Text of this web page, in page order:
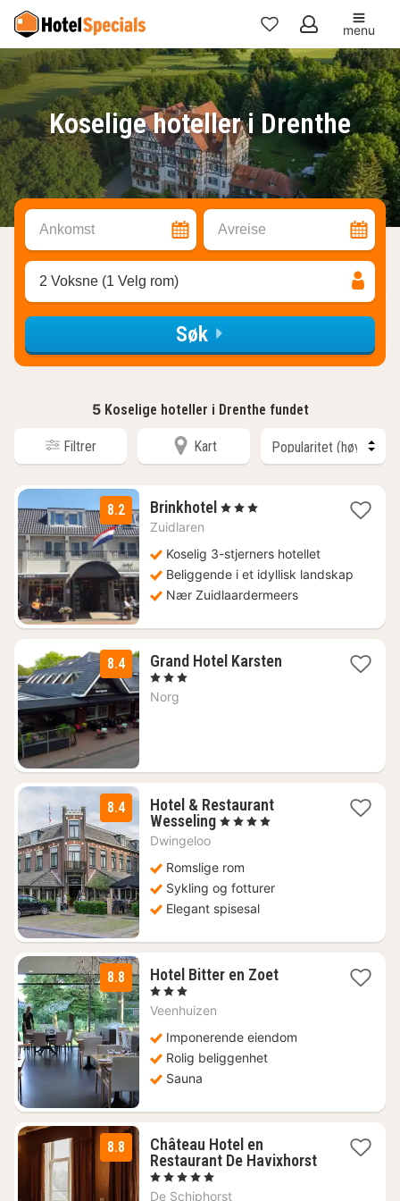
Mine
favoritter
menu
Koselige hoteller i Drenthe
Ankomst Avreise
2 Voksne (1 Velg rom)
Søk
5 Koselige hoteller i Drenthe fundet
Filtrer Kart
8.2 Brinkhotel 1
1014
kr.
, 3 Stjerner
Zuidlaren
Koselig 3-stjerners hotellet
Beliggende i et idyllisk landskap
Nær Zuidlaardermeers
8.4 Grand Hotel Karsten2
, 3 Stjerner
Norg
8.4
Hotel & Restaurant
Wesseling1
1061
kr.
, 4 Stjerner
Dwingeloo
Romslige rom
Sykling og fotturer
Elegant spisesal
8.8 Hotel Bitter en Zoet1
kr.
, 3 Stjerner
Veenhuizen
Imponerende eiendom
Rolig beliggenhet
Sauna
8.8
Château Hotel en
Restaurant De Havixhorst
1
natt
, 5 Stjerner
De Schiphorst